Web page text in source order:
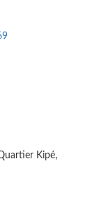
Kipé,